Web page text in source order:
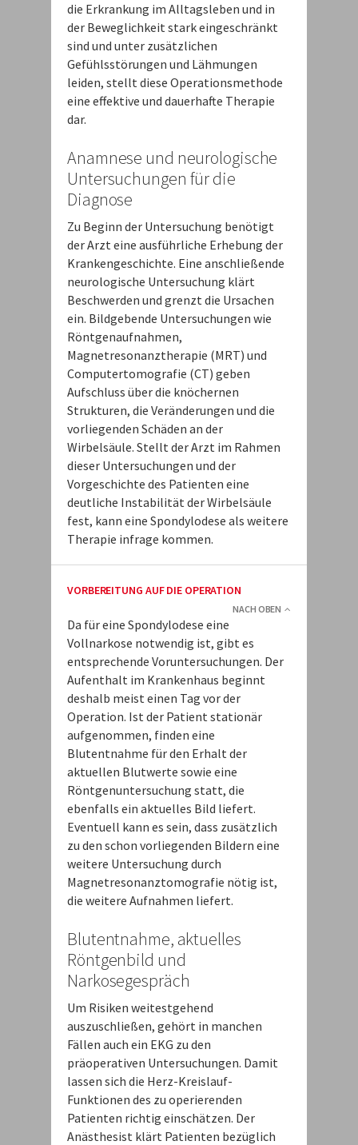
die Erkrankung im Alltagsleben und in
der Beweglichkeit stark eingeschränkt
sind und unter zusätzlichen
Gefühlsstörungen und Lähmungen
leiden, stellt diese Operationsmethode
eine effektive und dauerhafte Therapie
dar.
Anamnese und neurologische
Untersuchungen für die
Diagnose
Zu Beginn der Untersuchung benötigt
der Arzt eine ausführliche Erhebung der
Krankengeschichte. Eine anschließende
neurologische Untersuchung klärt
Beschwerden und grenzt die Ursachen
ein. Bildgebende Untersuchungen wie
Röntgenaufnahmen,
Magnetresonanztherapie (MRT) und
Computertomografie (CT) geben
Aufschluss über die knöchernen
Strukturen, die Veränderungen und die
vorliegenden Schäden an der
Wirbelsäule. Stellt der Arzt im Rahmen
dieser Untersuchungen und der
Vorgeschichte des Patienten eine
deutliche Instabilität der Wirbelsäule
fest, kann eine Spondylodese als weitere
Therapie infrage kommen.
VORBEREITUNG AUF DIE OPERATION
NACH OBEN
Da für eine Spondylodese eine
Vollnarkose notwendig ist, gibt es
entsprechende Voruntersuchungen. Der
Aufenthalt im Krankenhaus beginnt
deshalb meist einen Tag vor der
Operation. Ist der Patient stationär
aufgenommen, finden eine
Blutentnahme für den Erhalt der
aktuellen Blutwerte sowie eine
Röntgenuntersuchung statt, die
ebenfalls ein aktuelles Bild liefert.
Eventuell kann es sein, dass zusätzlich
zu den schon vorliegenden Bildern eine
weitere Untersuchung durch
Magnetresonanztomografie nötig ist,
die weitere Aufnahmen liefert.
Blutentnahme, aktuelles
Röntgenbild und
Narkosegespräch
Um Risiken weitestgehend
auszuschließen, gehört in manchen
Fällen auch ein EKG zu den
präoperativen Untersuchungen. Damit
lassen sich die Herz-Kreislauf-
Funktionen des zu operierenden
Patienten richtig einschätzen. Der
Anästhesist klärt Patienten bezüglich